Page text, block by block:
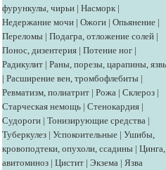
фурункулы, чирьи | Насморк |
Недержание мочи | Ожоги | Опьянение |
Переломы | Подагра, отложение солей |
Понос, дизентерия | Потение ног |
Радикулит | Раны, порезы, царапины,
| Расширение вен, тромбофлебиты |
Ревматизм, полиатрит | Рожа | Склероз |
Старческая немощь | Стенокардия |
Судороги | Тонизирующие средства |
Туберкулез | Успокоительные | Ушибы,
кровоподтеки, опухоли, ссадины | Цинга,
авитоминоз | Цистит | Экзема | Язва